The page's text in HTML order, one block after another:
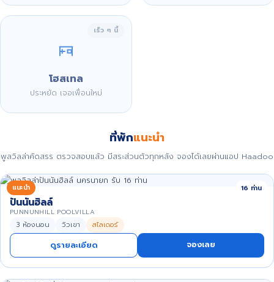
เร็ว ๆ นี้
โฮสเทล
ประหยัด เจอเพื่อนใหม่
ที่พักแนะนำ
พูลวิลล่าคัดสรร ตรวจสอบแล้ว มีสระส่วนตัวทุกหลัง จองได้เลยผ่านแอป Haadoo
แนะนำ 16 ท่าน
ปันนันฮิลล์
PUNNUNHILL POOLVILLA
3 ห้องนอน วิวเขา สไลเดอร์
ดูรายละเอียด จองเลย